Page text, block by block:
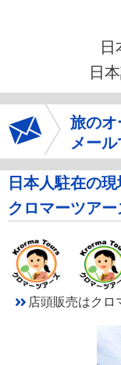
日
旅の
メー
日本人駐在の
クロマーツアー
店頭販売はクロ